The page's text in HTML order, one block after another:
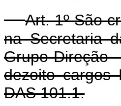
Art. 1º São
na Secretaria
Grupo-
dezoito cargos
DAS 101.1.